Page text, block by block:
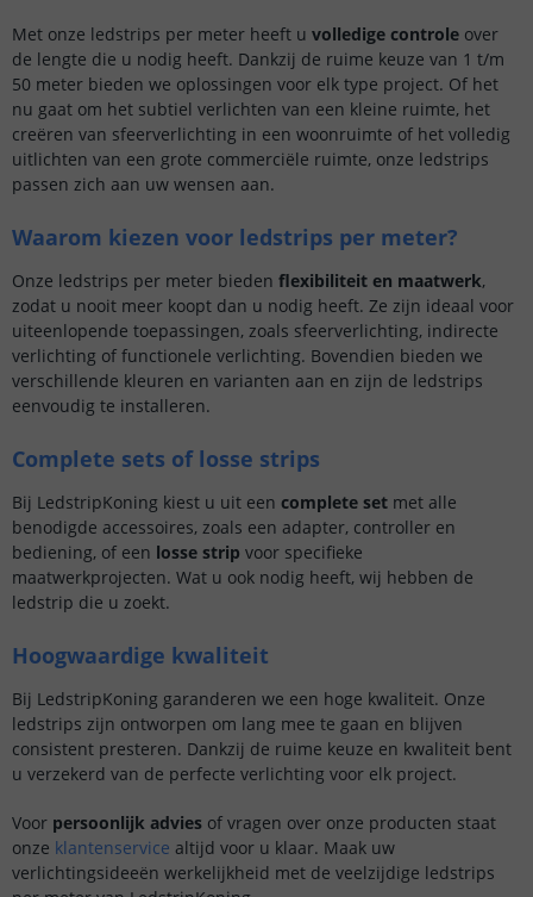
Met onze ledstrips per meter heeft u volledige controle over
de lengte die u nodig heeft. Dankzij de ruime keuze van 1 t/m
50 meter bieden we oplossingen voor elk type project. Of het
nu gaat om het subtiel verlichten van een kleine ruimte, het
creëren van sfeerverlichting in een woonruimte of het volledig
uitlichten van een grote commerciële ruimte, onze ledstrips
passen zich aan uw wensen aan.
Waarom kiezen voor ledstrips per meter?
Onze ledstrips per meter bieden flexibiliteit en maatwerk,
zodat u nooit meer koopt dan u nodig heeft. Ze zijn ideaal voor
uiteenlopende toepassingen, zoals sfeerverlichting, indirecte
verlichting of functionele verlichting. Bovendien bieden we
verschillende kleuren en varianten aan en zijn de ledstrips
eenvoudig te installeren.
Complete sets of losse strips
Bij LedstripKoning kiest u uit een complete set met alle
benodigde accessoires, zoals een adapter, controller en
bediening, of een losse strip voor specifieke
maatwerkprojecten. Wat u ook nodig heeft, wij hebben de
ledstrip die u zoekt.
Hoogwaardige kwaliteit
Bij LedstripKoning garanderen we een hoge kwaliteit. Onze
ledstrips zijn ontworpen om lang mee te gaan en blijven
consistent presteren. Dankzij de ruime keuze en kwaliteit bent
u verzekerd van de perfecte verlichting voor elk project.
Voor persoonlijk advies of vragen over onze producten staat
onze klantenservice altijd voor u klaar. Maak uw
verlichtingsideeën werkelijkheid met de veelzijdige ledstrips